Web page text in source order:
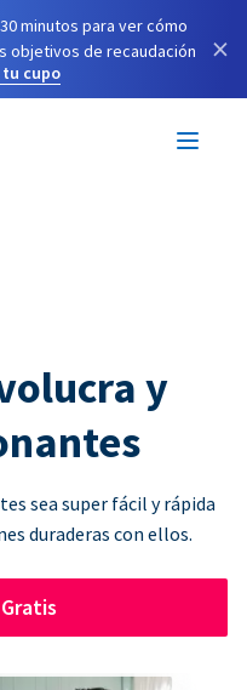
minutos para ver cómo
objetivos de recaudación
tu cupo
×
y
sea super fácil y rápida
duraderas con ellos.